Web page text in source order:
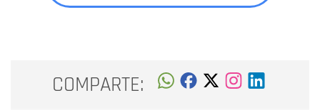
COMPARTE: